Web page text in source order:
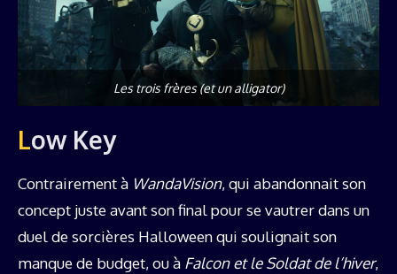
Les trois frères (et un alligator)
Low Key
Contrairement à WandaVision, qui abandonnait son
concept juste avant son final pour se vautrer dans un
duel de sorcières Halloween qui soulignait son
manque de budget, ou à Falcon et le Soldat de l’hiver,